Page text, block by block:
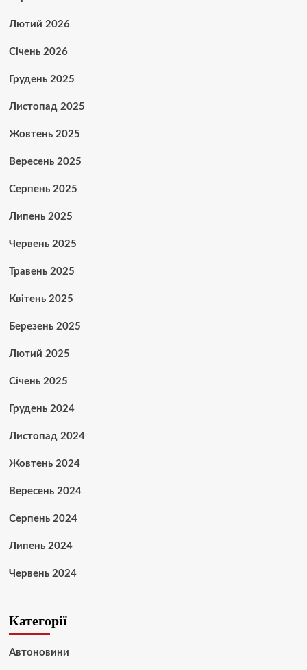
Лютий 2026
Січень 2026
Грудень 2025
Листопад 2025
Жовтень 2025
Вересень 2025
Серпень 2025
Липень 2025
Червень 2025
Травень 2025
Квітень 2025
Березень 2025
Лютий 2025
Січень 2025
Грудень 2024
Листопад 2024
Жовтень 2024
Вересень 2024
Серпень 2024
Липень 2024
Червень 2024
Категорії
Автоновини